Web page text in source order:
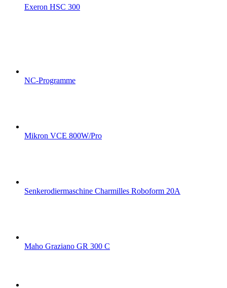
Exeron HSC 300
NC-Programme
Mikron VCE 800W/Pro
Senkerodiermaschine Charmilles Roboform 20A
Maho Graziano GR 300 C